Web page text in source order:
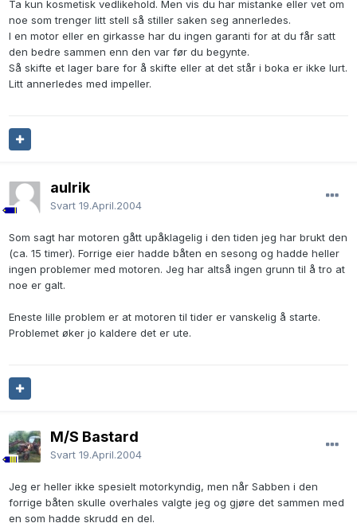
Ta kun kosmetisk vedlikehold. Men vis du har mistanke eller vet om
noe som trenger litt stell så stiller saken seg annerledes.
I en motor eller en girkasse har du ingen garanti for at du får satt
den bedre sammen enn den var før du begynte.
Så skifte et lager bare for å skifte eller at det står i boka er ikke lurt.
Litt annerledes med impeller.
aulrik
Svart 19.April.2004
Som sagt har motoren gått upåklagelig i den tiden jeg har brukt den
(ca. 15 timer). Forrige eier hadde båten en sesong og hadde heller
ingen problemer med motoren. Jeg har altså ingen grunn til å tro at
noe er galt.
Eneste lille problem er at motoren til tider er vanskelig å starte.
Problemet øker jo kaldere det er ute.
M/S Bastard
Svart 19.April.2004
Jeg er heller ikke spesielt motorkyndig, men når Sabben i den
forrige båten skulle overhales valgte jeg og gjøre det sammen med
en som hadde skrudd en del.